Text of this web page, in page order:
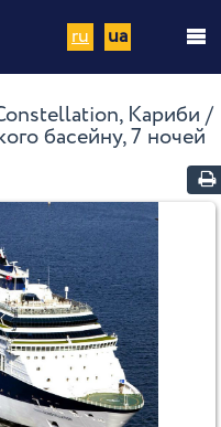
ru ua
Кариби /
басейну, 7 ночей